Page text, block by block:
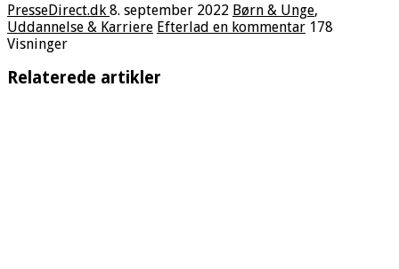
PresseDirect.dk 8. september 2022 Børn & Unge,
Uddannelse & Karriere Efterlad en kommentar 178
Visninger
Relaterede artikler